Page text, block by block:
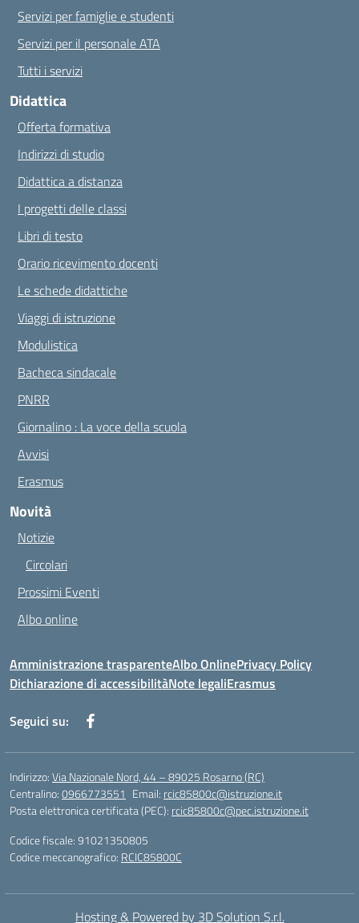
Servizi per famiglie e studenti
Servizi per il personale ATA
Tutti i servizi
Didattica
Offerta formativa
Indirizzi di studio
Didattica a distanza
I progetti delle classi
Libri di testo
Orario ricevimento docenti
Le schede didattiche
Viaggi di istruzione
Modulistica
Bacheca sindacale
PNRR
Giornalino : La voce della scuola
Avvisi
Erasmus
Novità
Notizie
Circolari
Prossimi Eventi
Albo online
Amministrazione trasparenteAlbo OnlinePrivacy Policy
Dichiarazione di accessibilitàNote legaliErasmus
Seguici su:
Indirizzo:Via Nazionale Nord, 44 – 89025 Rosarno (RC)
Centralino:0966773551 Email: rcic85800c@istruzione.it
Posta elettronica certificata (PEC): rcic85800c@pec.istruzione.it
Codice fiscale: 91021350805
Codice meccanografico: RCIC85800C
Hosting & Powered by 3D Solution S.r.l.